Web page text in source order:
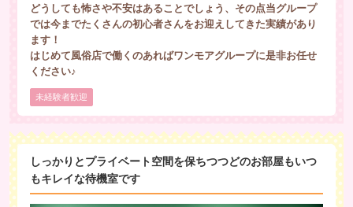
どうしても怖さや不安はあることでしょう、その点当グループ
では今までたくさんの初心者さんをお迎えしてきた実績があり
ます！
はじめて風俗店で働くのあればワンモアグループに是非お任せ
ください♪
未経験者歓迎
しっかりとプライベート空間を保ちつつどのお部屋もいつ
もキレイな待機室です